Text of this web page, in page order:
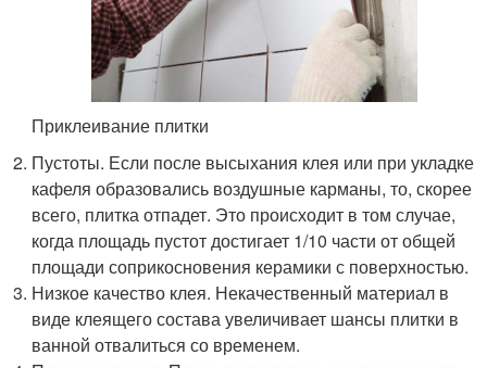
Приклеивание плитки
Пустоты. Если после высыхания клея или при укладке
кафеля образовались воздушные карманы, то, скорее
всего, плитка отпадет. Это происходит в том случае,
когда площадь пустот достигает 1/10 части от общей
площади соприкосновения керамики с поверхностью.
Низкое качество клея. Некачественный материал в
виде клеящего состава увеличивает шансы плитки в
ванной отвалиться со временем.